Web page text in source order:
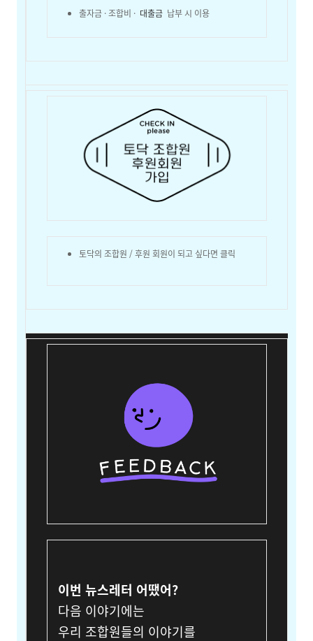
출자금 · 조합비 · 대출금 납부 시 이용
토닥의 조합원 / 후원 회원이 되고 싶다면 클릭
이번 뉴스레터 어땠어?
다음 이야기에는
우리 조합원들의 이야기를